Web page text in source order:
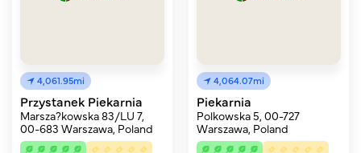
4,061.95mi
Przystanek Piekarnia
Marsza?kowska 83/LU 7,
00-683 Warszawa, Poland
4,064.07mi
Piekarnia
Polkowska 5, 00-727
Warszawa, Poland